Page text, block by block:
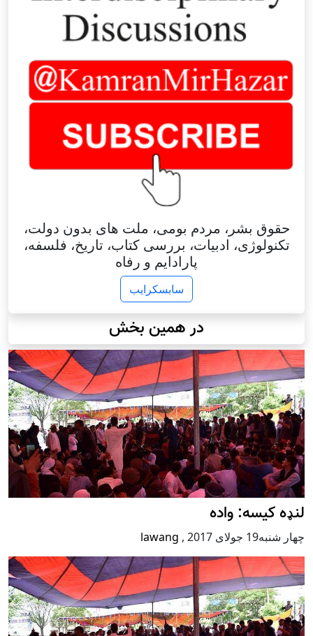
حقوق بشر، مردم بومی، ملت های بدون دولت،
تکنولوژی، ادبیات، بررسی کتاب، تاریخ، فلسفه،
پارادایم و رفاه
سابسکرایب
در همین بخش
لنډه کیسه: واده
چهار شنبه19 جولای 2017 ,
lawang